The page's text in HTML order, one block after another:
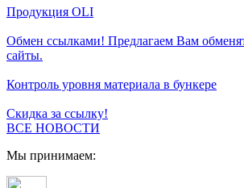
Продукция OLI
Обмен ссылками! Предлагаем Вам
сайты.
Контроль уровня материала в бункере
Скидка за ссылку!
ВСЕ НОВОСТИ
Мы принимаем: